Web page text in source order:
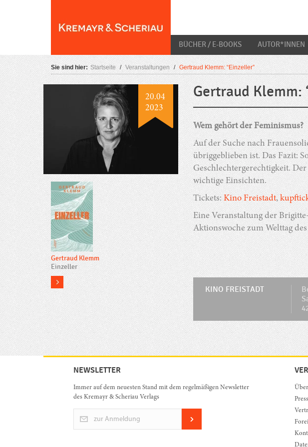
BÜCHER / E-BOOKS AUTOR*INNEN
Sie sind hier: Startseite / Veranstaltungen / Gertraud Klemm: “Einzeller”
20.04
2023
Gertraud Klemm
Einzeller
more
Gertraud Klemm:
Wem gehört der Feminismus?
Auf der Suche nach
übriggeblieben ist. Das Fazit:
Geschlechtergerechtigkeit.
wichtige Einsichten.
Tickets:Kino Freistadt,
Eine Veranstaltung der
Aktionswoche zum Welttag
KINO FREISTADT
NEWSLETTER
Immer auf dem neuesten Stand mit dem regelmäßigen Newsletter
des Kremayr & Scheriau Verlags
zur Anmeldung